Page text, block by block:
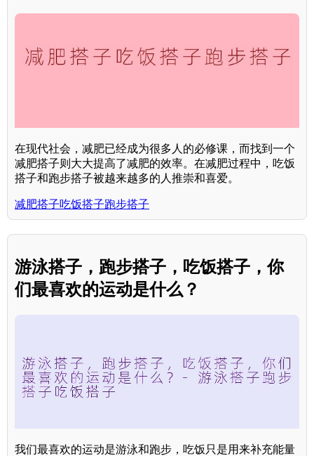
在现代社会，减肥已经成为很多人的必修课，而找到一个
减肥搭子则大大提高了减肥的效率。在减肥过程中，吃饭
搭子和跑步搭子被越来越多的人推崇和喜爱。
减肥搭子吃饭搭子跑步搭子
游泳搭子，跑步搭子，吃饭搭子，你
们最喜欢的运动是什么？
我们最喜欢的运动是游泳和跑步，吃饭只是用来补充能量